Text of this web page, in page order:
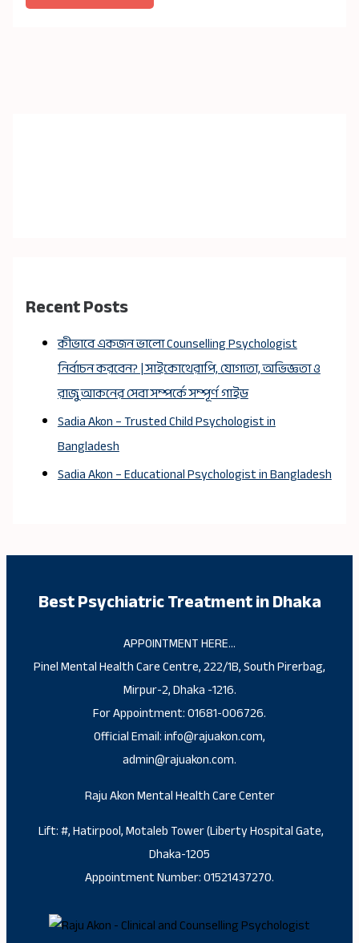
Recent Posts
কীভাবে একজন ভালো Counselling Psychologist
নির্বাচন করবেন? | সাইকোথেরাপি, যোগ্যতা, অভিজ্ঞতা ও
রাজু আকনের সেবা সম্পর্কে সম্পূর্ণ গাইড
Sadia Akon – Trusted Child Psychologist in
Bangladesh
Sadia Akon – Educational Psychologist in Bangladesh
Best Psychiatric Treatment in Dhaka
APPOINTMENT HERE…
Pinel Mental Health Care Centre, 222/1B, South Pirerbag,
Mirpur-2, Dhaka -1216.
For Appointment: 01681-006726.
Official Email: info@rajuakon.com,
admin@rajuakon.com.
Raju Akon Mental Health Care Center
Lift: #, Hatirpool, Motaleb Tower (Liberty Hospital Gate,
Dhaka-1205
Appointment Number: 01521437270.